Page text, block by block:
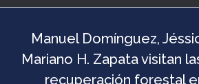
Manuel Domínguez,